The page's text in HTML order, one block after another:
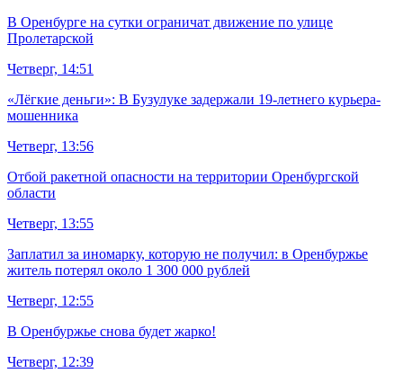
В Оренбурге на сутки ограничат движение по улице
Пролетарской
Четверг, 14:51
«Лёгкие деньги»: В Бузулуке задержали 19-летнего курьера-
мошенника
Четверг, 13:56
Отбой ракетной опасности на территории Оренбургской
области
Четверг, 13:55
Заплатил за иномарку, которую не получил: в Оренбуржье
житель потерял около 1 300 000 рублей
Четверг, 12:55
В Оренбуржье снова будет жарко!
Четверг, 12:39